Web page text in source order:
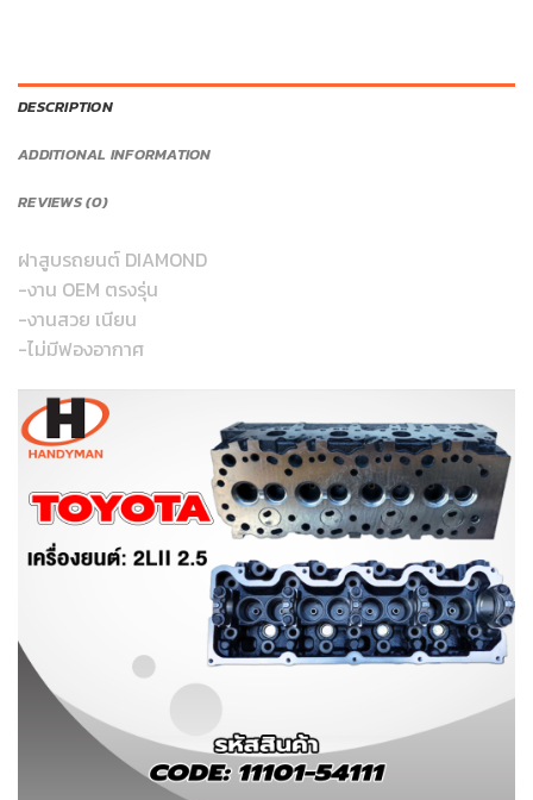
DESCRIPTION
ADDITIONAL INFORMATION
REVIEWS (0)
ฝาสูบรถยนต์ DIAMOND
-งาน OEM ตรงรุ่น
-งานสวย เนียน
-ไม่มีฟองอากาศ